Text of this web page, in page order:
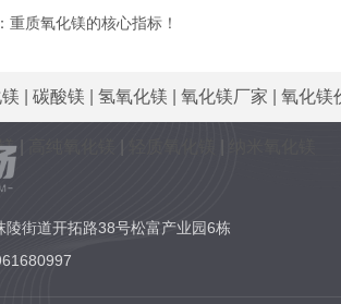
重质氧化镁的核心指标！
碳酸镁 氢氧化镁 氧化镁厂家 氧化镁
|
陵街道开拓路38号松富产业园6栋